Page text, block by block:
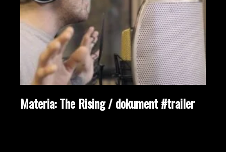
Materia: The Rising / dokument #trailer